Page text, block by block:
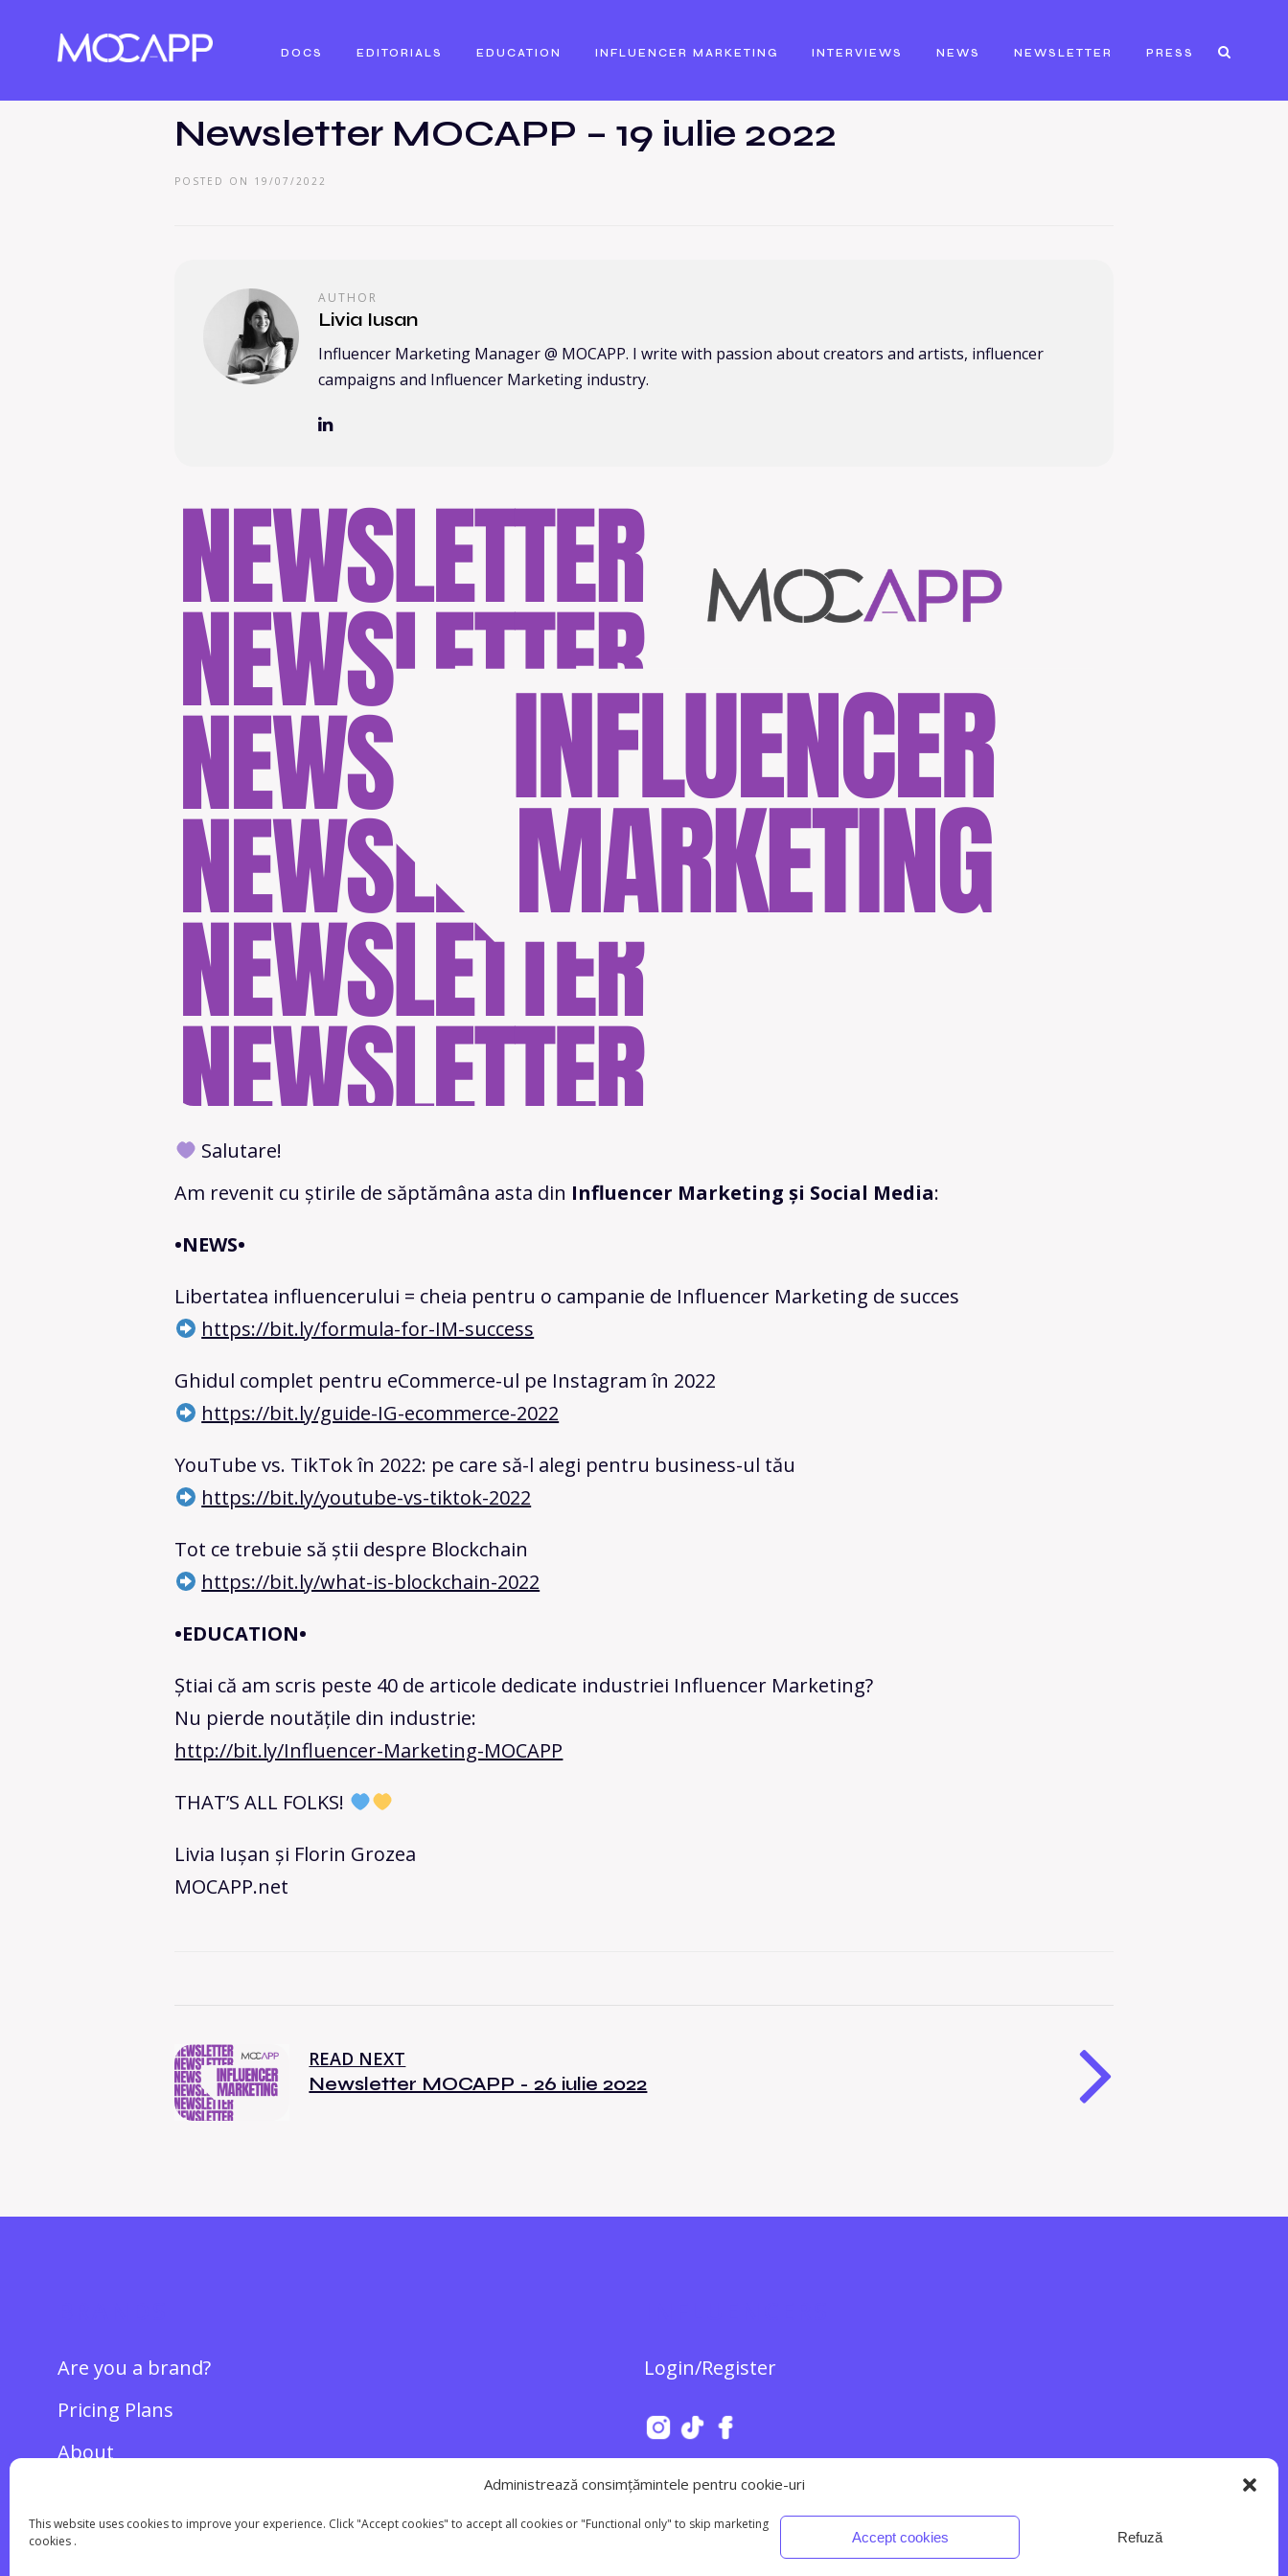
Administrează consimțămintele pentru cookie-uri
This website uses cookies to improve your experience. Click "Accept cookies" to accept all cookies or "Functional only" to skip marketing
cookies .
Accept cookies Refuză
DOCS EDITORIALS EDUCATION INFLUENCER MARKETING INTERVIEWS NEWS NEWSLETTER PRESS
Newsletter MOCAPP – 19 iulie 2022
POSTED ON 19/07/2022
AUTHOR
Livia Iusan
Influencer Marketing Manager @ MOCAPP. I write with passion about creators and artists, influencer
campaigns and Influencer Marketing industry.
Salutare!
Am revenit cu știrile de săptămâna asta din Influencer Marketing și Social Media:
•NEWS•
Libertatea influencerului = cheia pentru o campanie de Influencer Marketing de succes
https://bit.ly/formula-for-IM-success
Ghidul complet pentru eCommerce-ul pe Instagram în 2022
https://bit.ly/guide-IG-ecommerce-2022
YouTube vs. TikTok în 2022: pe care să-l alegi pentru business-ul tău
https://bit.ly/youtube-vs-tiktok-2022
Tot ce trebuie să știi despre Blockchain
https://bit.ly/what-is-blockchain-2022
•EDUCATION•
Știai că am scris peste 40 de articole dedicate industriei Influencer Marketing?
Nu pierde noutățile din industrie:
http://bit.ly/Influencer-Marketing-MOCAPP
THAT’S ALL FOLKS!
Livia Iușan și Florin Grozea
MOCAPP.net
READ NEXT
Newsletter MOCAPP - 26 iulie 2022
Are you a brand?
Pricing Plans
About
Login/Register
Main site Terms and conditions Privacy policy